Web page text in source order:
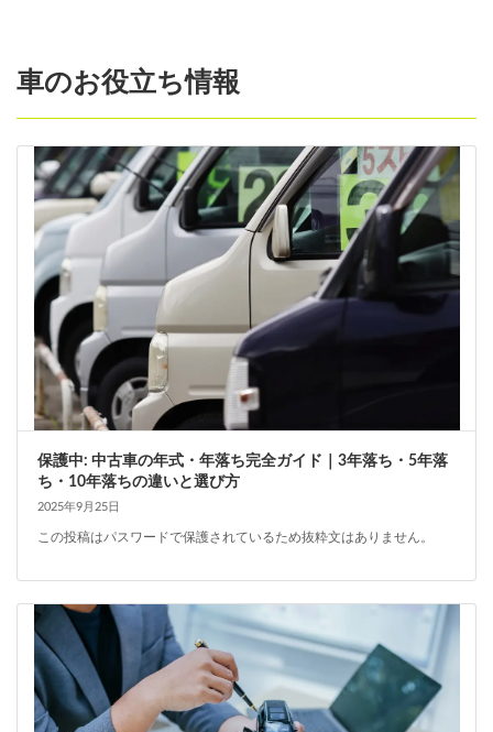
車のお役立ち情報
保護中: 中古車の年式・年落ち完全ガイド｜3年落ち・5年落
ち・10年落ちの違いと選び方
2025年9月25日
この投稿はパスワードで保護されているため抜粋文はありません。